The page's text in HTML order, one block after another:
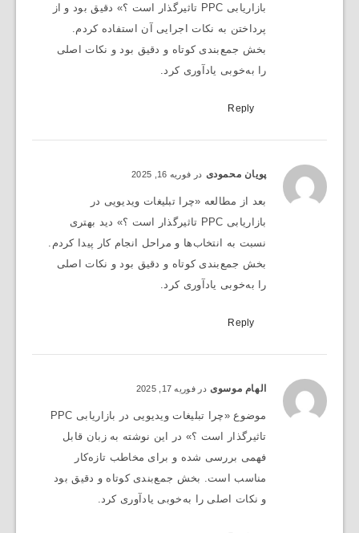
بازاریابی PPC تاثیرگذار است ؟» دقیق بود و از
پرداختن به نکات اجرایی آن استفاده کردم.
بخش جمع‌بندی کوتاه و دقیق بود و نکات اصلی
را به‌خوبی یادآوری کرد.
Reply
پویان محمودی در فوریه 16, 2025
بعد از مطالعه «چرا تبلیغات ویدیویی در
بازاریابی PPC تاثیرگذار است ؟» دید بهتری
نسبت به انتخاب‌ها و مراحل انجام کار پیدا کردم.
بخش جمع‌بندی کوتاه و دقیق بود و نکات اصلی
را به‌خوبی یادآوری کرد.
Reply
الهام موسوی در فوریه 17, 2025
موضوع «چرا تبلیغات ویدیویی در بازاریابی PPC
تاثیرگذار است ؟» در این نوشته به زبان قابل
فهمی بررسی شده و برای مخاطب تازه‌کار
مناسب است. بخش جمع‌بندی کوتاه و دقیق بود
و نکات اصلی را به‌خوبی یادآوری کرد.